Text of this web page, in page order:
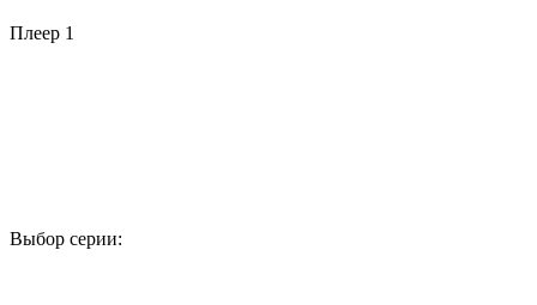
Плеер 1
Выбор серии: